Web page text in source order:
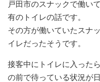
戸田市のスナックで働い
有のトイレの話です。
その方が働いていたスナ
イレだったそうです。
接客中にトイレに入った
の前で待っている状況が